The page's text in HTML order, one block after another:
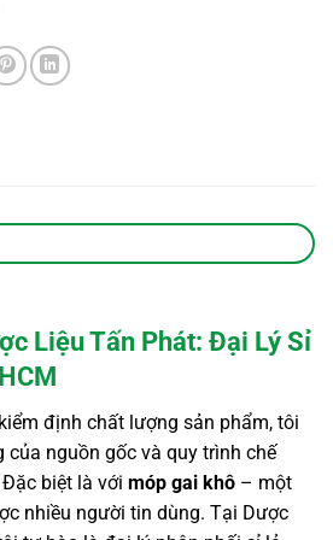
Liệu Tấn Phát: Đại Lý Sỉ
định chất lượng sản phẩm, tôi
của nguồn gốc và quy trình chế
biệt là với móp gai khô – một
nhiều người tin dùng. Tại Dược